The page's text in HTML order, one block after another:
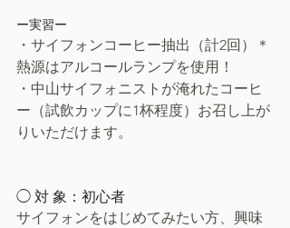
ー実習ー
・サイフォンコーヒー抽出（計2回）＊
熱源はアルコールランプを使用！
・中山サイフォニストが淹れたコーヒ
ー（試飲カップに1杯程度）お召し上が
りいただけます。
◯ 対 象：初心者
サイフォンをはじめてみたい方、興味